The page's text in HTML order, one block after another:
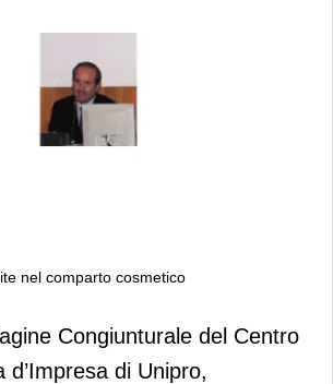
nel comparto cosmetico
le vendite nel comparto
Congiunturale del Centro
d’Impresa di Unipro,